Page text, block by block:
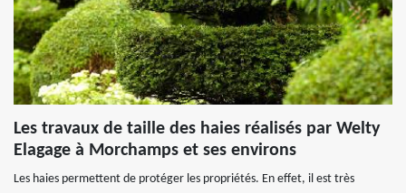
Les travaux de taille des haies réalisés par Welty
Elagage à Morchamps et ses environs
Les haies permettent de protéger les propriétés. En effet, il est très